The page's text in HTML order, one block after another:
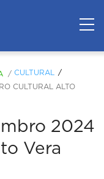
/ CULTURAL
CULTURAL ALTO
2024
Vera